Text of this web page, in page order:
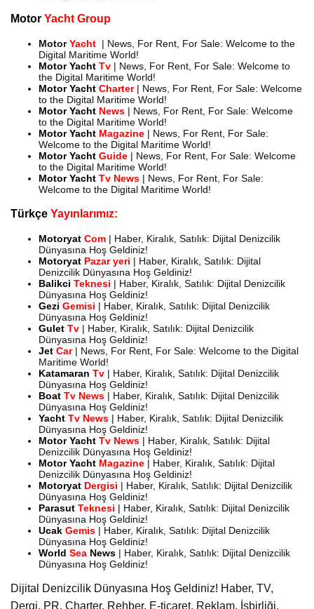
Motor Yacht Group
MotorYacht | News, For Rent, For Sale: Welcome to the
Digital Maritime World!
Motor Yacht Tv | News, For Rent, For Sale: Welcome to
the Digital Maritime World!
Motor Yacht Charter | News, For Rent, For Sale: Welcome
to the Digital Maritime World!
Motor Yacht News | News, For Rent, For Sale: Welcome
to the Digital Maritime World!
Motor Yacht Magazine | News, For Rent, For Sale:
Welcome to the Digital Maritime World!
Motor Yacht Guide | News, For Rent, For Sale: Welcome
to the Digital Maritime World!
Motor Yacht Tv News | News, For Rent, For Sale:
Welcome to the Digital Maritime World!
Türkçe Yayınlarımız:
Motoryat Com | Haber, Kiralık, Satılık: Dijital Denizcilik
Dünyasına Hoş Geldiniz!
Motoryat Pazar yeri | Haber, Kiralık, Satılık: Dijital
Denizcilik Dünyasına Hoş Geldiniz!
Balikci Teknesi | Haber, Kiralık, Satılık: Dijital Denizcilik
Dünyasına Hoş Geldiniz!
Gezi Gemisi | Haber, Kiralık, Satılık: Dijital Denizcilik
Dünyasına Hoş Geldiniz!
Gulet Tv | Haber, Kiralık, Satılık: Dijital Denizcilik
Dünyasına Hoş Geldiniz!
Jet Car| News, For Rent, For Sale: Welcome to the Digital
Maritime World!
Katamaran Tv | Haber, Kiralık, Satılık: Dijital Denizcilik
Dünyasına Hoş Geldiniz!
Boat Tv News | Haber, Kiralık, Satılık: Dijital Denizcilik
Dünyasına Hoş Geldiniz!
Yacht Tv News | Haber, Kiralık, Satılık: Dijital Denizcilik
Dünyasına Hoş Geldiniz!
Motor Yacht Tv News | Haber, Kiralık, Satılık: Dijital
Denizcilik Dünyasına Hoş Geldiniz!
Motor Yacht Magazine | Haber, Kiralık, Satılık: Dijital
Denizcilik Dünyasına Hoş Geldiniz!
Motoryat Dergisi | Haber, Kiralık, Satılık: Dijital Denizcilik
Dünyasına Hoş Geldiniz!
Parasut Teknesi | Haber, Kiralık, Satılık: Dijital Denizcilik
Dünyasına Hoş Geldiniz!
Ucak Gemis | Haber, Kiralık, Satılık: Dijital Denizcilik
Dünyasına Hoş Geldiniz!
World Sea News | Haber, Kiralık, Satılık: Dijital Denizcilik
Dünyasına Hoş Geldiniz!
Dijital Denizcilik Dünyasına Hoş Geldiniz! Haber, TV,
Dergi, PR, Charter, Rehber, E-ticaret, Reklam, İşbirliği.